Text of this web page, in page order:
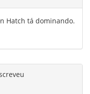
Hatch tá dominando.